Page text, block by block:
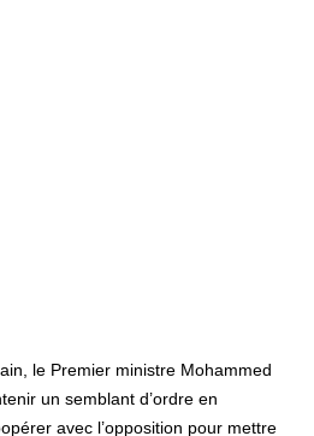
le Premier ministre Mohammed
un semblant d’ordre en
avec l’opposition pour mettre